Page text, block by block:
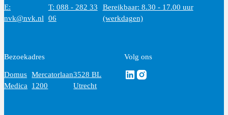
E:
nvk@nvk.nl
T: 088 - 282 33
06
Bereikbaar: 8.30 - 17.00 uur
(werkdagen)
Bezoekadres
Domus
Medica
Mercatorlaan
1200
3528 BL
Utrecht
Volg ons
Volg ons via Linkedin
Volg ons via Instagram